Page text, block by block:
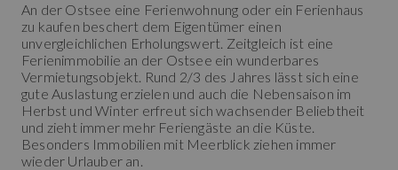
An der Ostsee eine Ferienwohnung oder ein Ferienhaus
zu kaufen beschert dem Eigentümer einen
unvergleichlichen Erholungswert. Zeitgleich ist eine
Ferienimmobilie an der Ostsee ein wunderbares
Vermietungsobjekt. Rund 2/3 des Jahres lässt sich eine
gute Auslastung erzielen und auch die Nebensaison im
Herbst und Winter erfreut sich wachsender Beliebtheit
und zieht immer mehr Feriengäste an die Küste.
Besonders Immobilien mit Meerblick ziehen immer
wieder Urlauber an.